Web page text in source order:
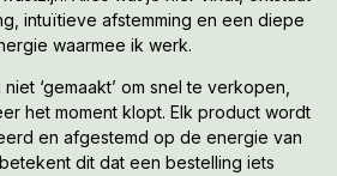
intuïtieve afstemming en een diepe
waarmee ik werk.
‘gemaakt’ om snel te verkopen,
het moment klopt. Elk product wordt
en afgestemd op de energie van
dit dat een bestelling iets